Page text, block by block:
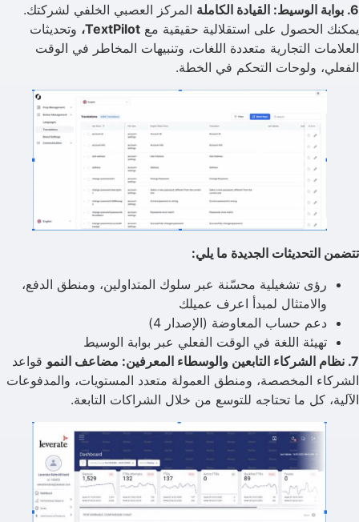
6. بوابة الوسيط: القيادة الكاملة
المركز العصبي الخلفي لشركتك.
يمكنك الحصول على استقلالية حقيقية مع TextPilot، وتحديثات
العلامات التجارية متعددة اللغات، وتنبيهات المخاطر في الوقت
الفعلي، ولوحات التحكم في الخطة.
تتضمن التحديثات الجديدة ما يلي:
رؤى تشغيلية محسّنة عبر سلوك المتداولين، ومنطق الدفع،
والامتثال لمبدأ اعرف عميلك
دعم حساب المعاوضة (الإصدار 4)
تهيئة اللغة في الوقت الفعلي عبر بوابة الوسيط
7. نظام الشركاء التابعين والوسطاء المعرفين: مضاعف النمو
قواعد
الشركاء المخصصة، ومنطق العمولة متعدد المستويات، والمدفوعات
الآلية، كل ما تحتاجه للتوسع من خلال الشراكات التابعة.